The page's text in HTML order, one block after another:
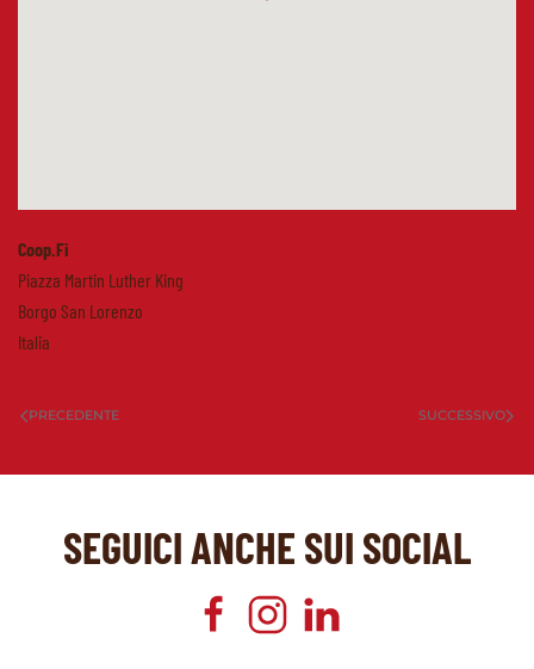
Coop.Fi
Piazza Martin Luther King
Borgo San Lorenzo
Italia
PRECEDENTE SUCCESSIVO
SEGUICI ANCHE SUI SOCIAL